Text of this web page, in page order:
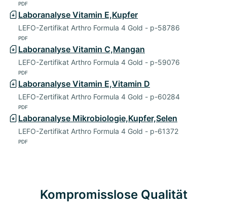
PDF
Laboranalyse Vitamin E,Kupfer
LEFO-Zertifikat Arthro Formula 4 Gold - p-58786
PDF
Laboranalyse Vitamin C,Mangan
LEFO-Zertifikat Arthro Formula 4 Gold - p-59076
PDF
Laboranalyse Vitamin E,Vitamin D
LEFO-Zertifikat Arthro Formula 4 Gold - p-60284
PDF
Laboranalyse Mikrobiologie,Kupfer,Selen
LEFO-Zertifikat Arthro Formula 4 Gold - p-61372
PDF
Kompromisslose Qualität